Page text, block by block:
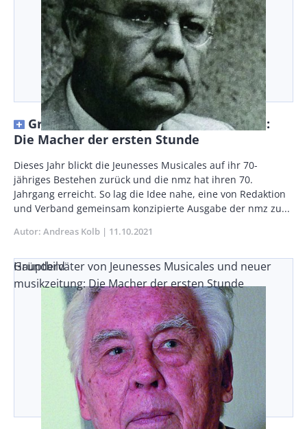
Gründerväter der Jeunesses Musicales:
Die Macher der ersten Stunde
Body
Dieses Jahr blickt die Jeunesses Musicales auf ihr 70-
jähriges Bestehen zurück und die nmz hat ihren 70.
Jahrgang erreicht. So lag die Idee nahe, eine von Redaktion
und Verband gemeinsam konzipierte Ausgabe der nmz zu...
Autor Andreas Kolb Publikationsdatum
11.10.2021
Gründerväter von Jeunesses Musicales und neuer
musikzeitung: Die Macher der ersten Stunde
Hauptbild